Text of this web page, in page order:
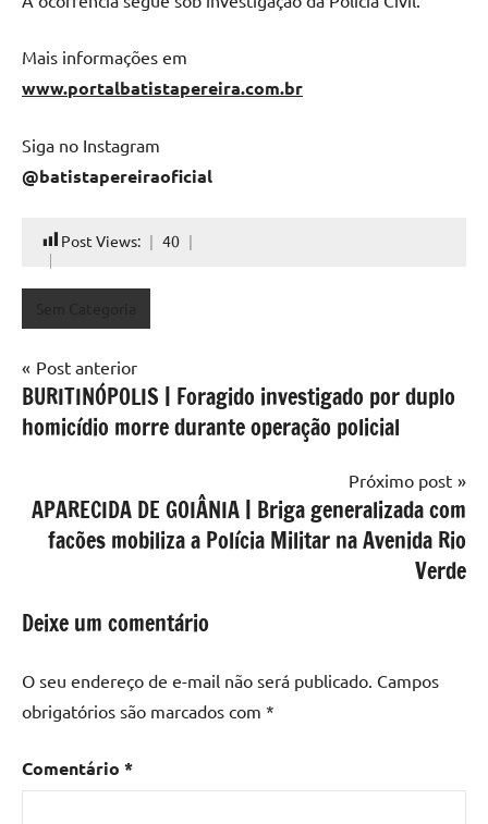
Mais informações em
www.portalbatistapereira.com.br
Siga no Instagram
@batistapereiraoficial
Post Views: 40
Navegação
de
Post
Post anterior
BURITINÓPOLIS | Foragido investigado por duplo
homicídio morre durante operação policial
Próximo post
APARECIDA DE GOIÂNIA | Briga generalizada com
facões mobiliza a Polícia Militar na Avenida Rio
Verde
Deixe um comentário
O seu endereço de e-mail não será publicado. Campos
obrigatórios são marcados com *
Comentário *